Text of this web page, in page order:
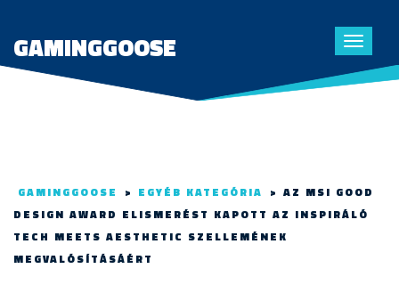
Toggle
GAMINGGOOSE
GAMINGGOOSE > EGYÉB KATEGÓRIA > AZ MSI GOOD
DESIGN AWARD ELISMERÉST KAPOTT AZ INSPIRÁLÓ
TECH MEETS AESTHETIC SZELLEMÉNEK
MEGVALÓSÍTÁSÁÉRT